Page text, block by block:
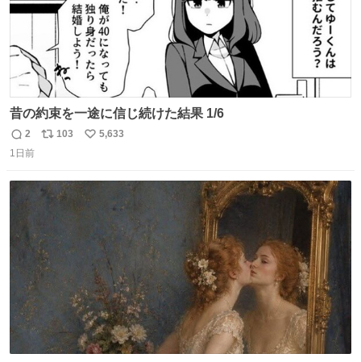
昔の約束を一途に信じ続けた結果 1/6
返
信
2
リ
ト
103
い
5,633
1日前